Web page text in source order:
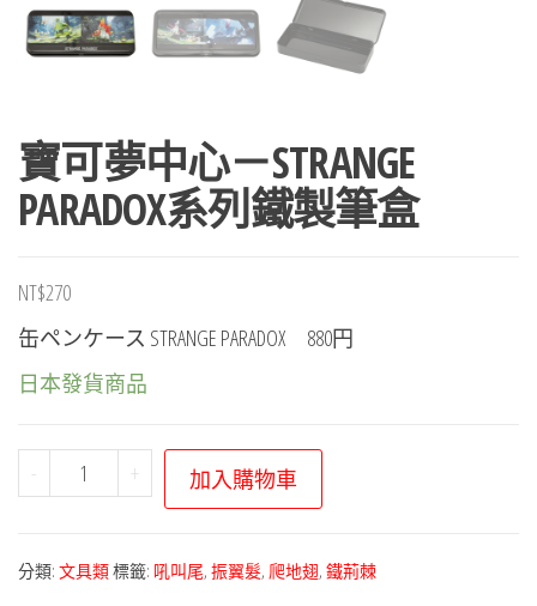
寶可夢中心－STRANGE
PARADOX系列鐵製筆盒
NT$270
缶ペンケース STRANGE PARADOX 880円
日本發貨商品
-
可
中
+ 加入購物車
分類: 文具類標籤: 吼叫尾, 振翼髮, 爬地翅, 鐵荊棘